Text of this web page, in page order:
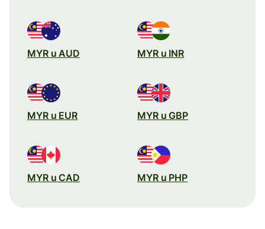
MYR u AUD MYR u INR
MYR u EUR MYR u GBP
MYR u CAD MYR u PHP